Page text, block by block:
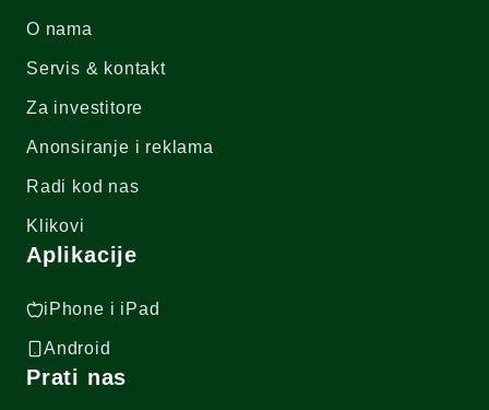
O nama
Servis & kontakt
Za investitore
Anonsiranje i reklama
Radi kod nas
Klikovi
Aplikacije
iPhone i iPad
Android
Prati nas